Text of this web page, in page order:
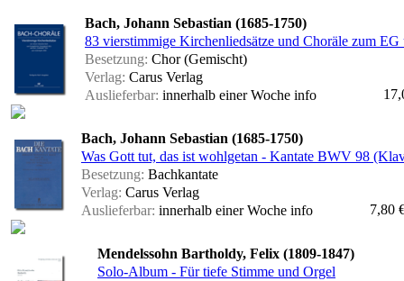
Bach, Johann Sebastian (1685-1750)
83 vierstimmige Kirchenliedsätze und Choräle zum
Besetzung: Chor (Gemischt)
Verlag: Carus Verlag
Auslieferbar: innerhalb einer Woche info
Bach, Johann Sebastian (1685-1750)
Was Gott tut, das ist wohlgetan - Kantate BWV 98
Besetzung: Bachkantate
Verlag: Carus Verlag
Auslieferbar: innerhalb einer Woche info 7,80
Mendelssohn Bartholdy, Felix (1809-1847)
Solo-Album - Für tiefe Stimme und Orgel